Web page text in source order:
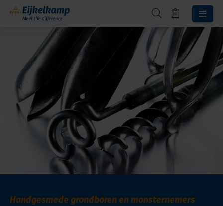
Handgesmede grondboren en monsternemers